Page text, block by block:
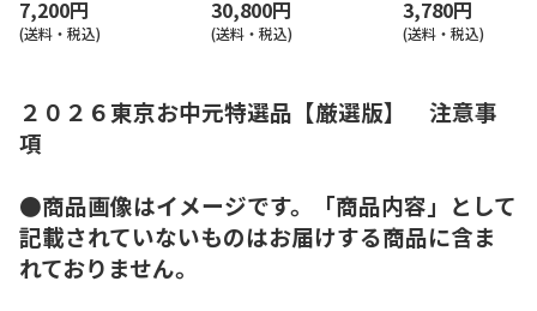
7,200円
(送料・税込)
30,800円
(送料・税込)
3,780円
(送料・税込)
２０２６東京お中元特選品【厳選版】 注意事
項
●商品画像はイメージです。「商品内容」として
記載されていないものはお届けする商品に含ま
れておりません。